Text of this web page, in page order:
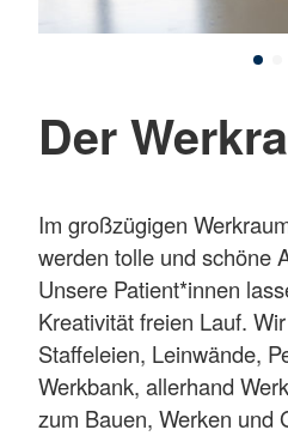
Der
Im großzügigen
werden tolle und schöne
Unsere Patient*innen
Kreativität freien Lauf.
Staffeleien, Leinwände,
Werkbank, allerhand
zum Bauen, Werken und